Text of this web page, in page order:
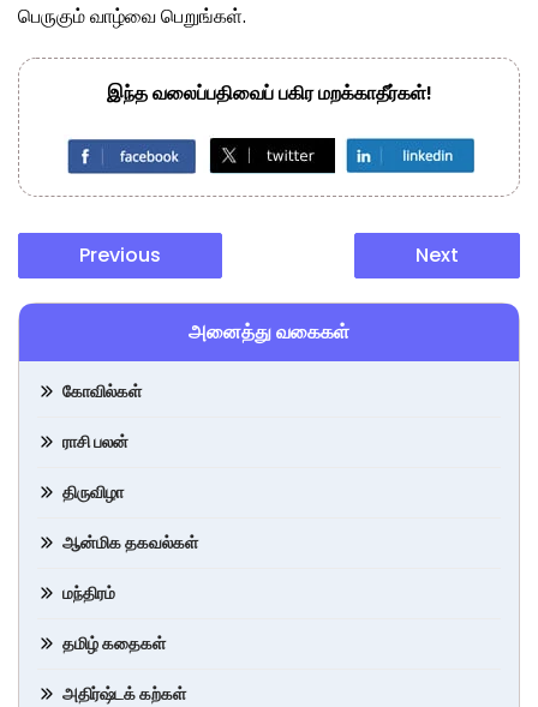
பெருகும் வாழ்வை பெறுங்கள்.
இந்த வலைப்பதிவைப் பகிர மறக்காதீர்கள்!
Previous Next
அனைத்து வகைகள்
கோவில்கள்
ராசி பலன்
திருவிழா
ஆன்மிக தகவல்கள்
மந்திரம்
தமிழ் கதைகள்
அதிர்ஷ்டக் கற்கள்